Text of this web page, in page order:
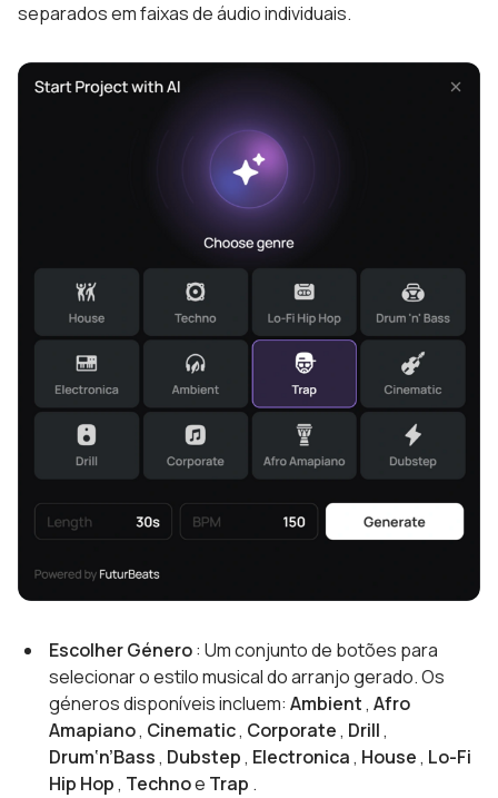
separados em faixas de áudio individuais.
Escolher Género: Um conjunto de botões para
selecionar o estilo musical do arranjo gerado. Os
géneros disponíveis incluem: Ambient, Afro
Amapiano, Cinematic, Corporate, Drill,
Drum‘n’Bass, Dubstep, Electronica, House, Lo-Fi
Hip Hop, Technoe Trap .